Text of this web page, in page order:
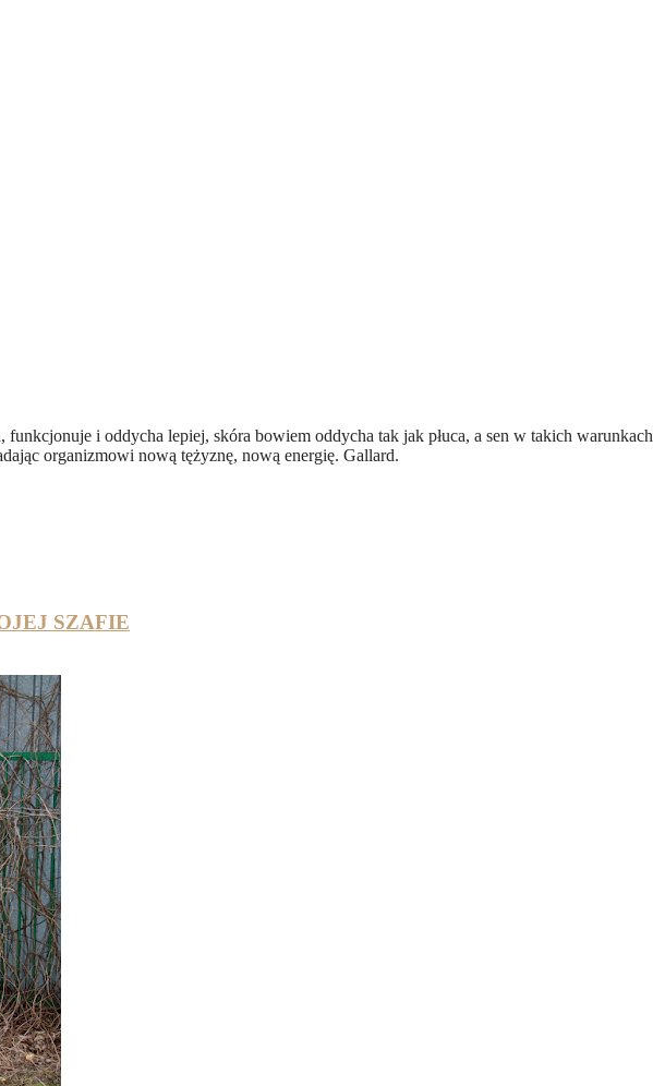
funkcjonuje i oddycha lepiej, skóra bowiem oddycha tak jak płuca, a sen w takich
organizmowi nową tężyznę, nową energię. Gallard.
SZAFIE